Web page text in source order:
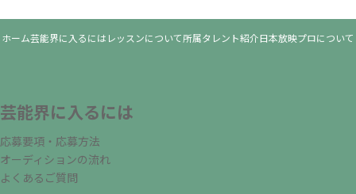
ホーム芸能界に入るには レッスンについて所属タレント紹介日本放映プロについて
芸能界に入るには
応募要項・応募方法
オーディションの流れ
よくあるご質問